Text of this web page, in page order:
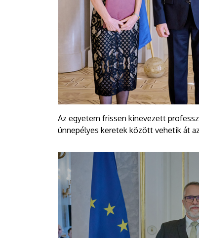
Az egyetem frissen kinevezett
ünnepélyes keretek között vehetik át